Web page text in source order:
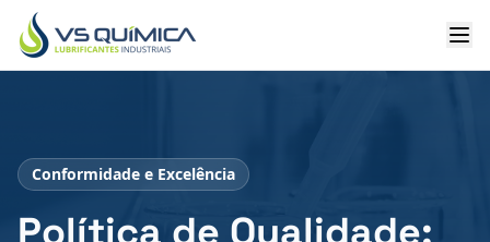
Ir para o conteúdo principal
Conformidade e Excelência